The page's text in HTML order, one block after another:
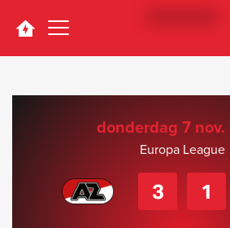
Navigation
donderdag 7
Europa League
3 1